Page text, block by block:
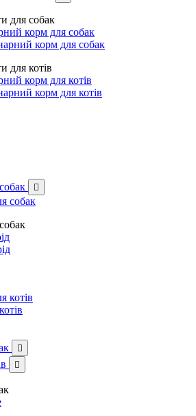
для собак
корм для собак
корм для собак
для котів
корм для котів
корм для котів

собак
котів

